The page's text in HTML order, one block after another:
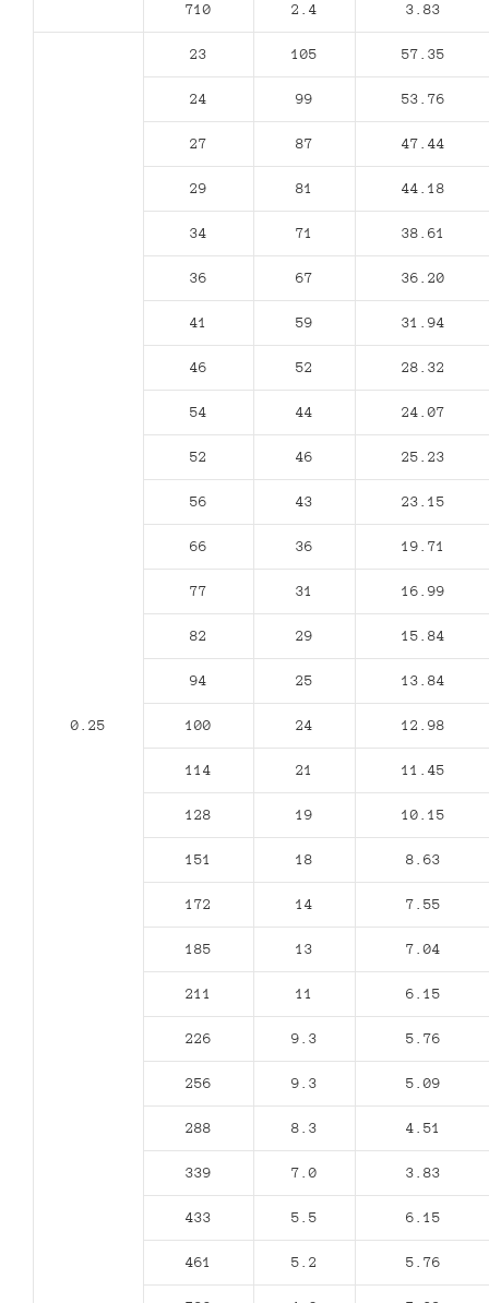
710 2.4 3.83
0.25
23 105 57.35
24 99 53.76
27 87 47.44
29 81 44.18
34 71 38.61
36 67 36.20
41 59 31.94
46 52 28.32
54 44 24.07
52 46 25.23
56 43 23.15
66 36 19.71
77 31 16.99
82 29 15.84
94 25 13.84
100 24 12.98
114 21 11.45
128 19 10.15
151 18 8.63
172 14 7.55
185 13 7.04
211 11 6.15
226 9.3 5.76
256 9.3 5.09
288 8.3 4.51
339 7.0 3.83
433 5.5 6.15
461 5.2 5.76